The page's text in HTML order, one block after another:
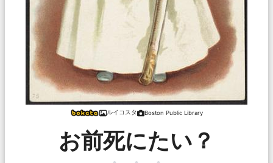
ルイコスタ Boston Public Library
お前死にたい？